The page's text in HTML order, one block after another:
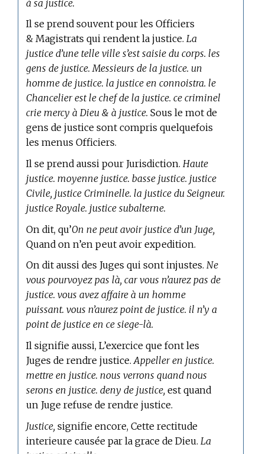
à sa justice.
Il se prend souvent pour les Officiers
& Magistrats qui rendent la justice.La
justice d’une telle ville s’est saisie du corps. les
gens de justice. Messieurs de la justice. un
homme de justice. la justice en connoistra. le
Chancelier est le chef de la justice. ce criminel
crie mercy à Dieu & à justice. Sous le mot de
gens de justice sont compris quelquefois
les menus Officiers.
Il se prend aussi pour Jurisdiction.Haute
justice. moyenne justice. basse justice. justice
Civile, justice Criminelle. la justice du Seigneur.
justice Royale. justice subalterne.
On dit, qu’On ne peut avoir justice d’un Juge,
Quand on n’en peut avoir expedition.
On dit aussi des Juges qui sont injustes.Ne
vous pourvoyez pas là, car vous n’aurez pas de
justice. vous avez affaire à un homme
puissant. vous n’aurez point de justice. il n’y a
point de justice en ce siege-là.
Il signifie aussi, L’exercice que font les
Juges de rendre justice.Appeller en justice.
mettre en justice. nous verrons quand nous
serons en justice. deny de justice, est quand
un Juge refuse de rendre justice.
Justice, signifie encore, Cette rectitude
interieure causée par la grace de Dieu. La